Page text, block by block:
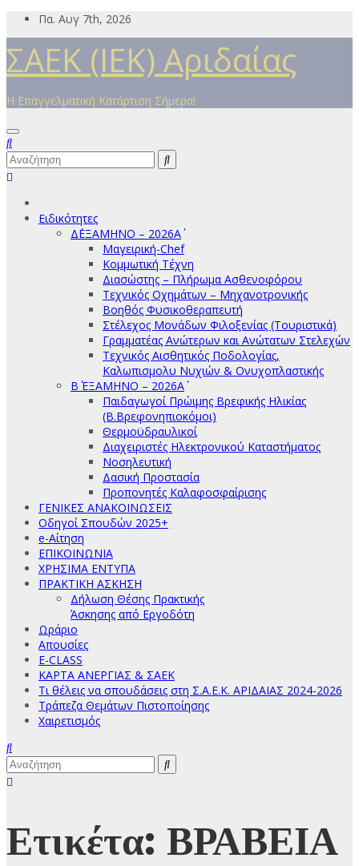
Μετάβαση
περιεχόμενο
Πα. Αυγ 7th, 2026
ΣΑΕΚ (ΙΕΚ) Αριδαίας
Η Επαγγελματική Κατάρτιση Σήμερα!
Ειδικότητες
Δ΄ΕΞΑΜΗΝΟ – 2026Α΄
Μαγειρική-Chef
Κομμωτική Τέχνη
Διασώστης – Πλήρωμα Ασθενοφόρου
Τεχνικός Οχημάτων – Μηχανοτρονικής
Βοηθός Φυσικοθεραπευτή
Στέλεχος Μονάδων Φιλοξενίας (Τουριστικά)
Γραμματέας Ανώτερων και Ανώτατων Στελεχών
Τεχνικός Αισθητικός Ποδολογίας,
Καλωπισμολυ Νυχιών & Ονυχοπλαστικής
Β΄ ΕΞΑΜΗΝΟ – 2026Α΄
Παιδαγωγοί Πρώιμης Βρεφικής Ηλικίας
(Β.Βρεφονηπιοκόμοι)
Θερμοϋδραυλικοί
Διαχειριστές Ηλεκτρονικού Καταστήματος
Νοσηλευτική
Δασική Προστασία
Προπονητές Καλαφοσφαίρισης
ΓΕΝΙΚΕΣ ΑΝΑΚΟΙΝΩΣΕΙΣ
Οδηγοί Σπουδών 2025+
e-Αίτηση
ΕΠΙΚΟΙΝΩΝΙΑ
ΧΡΗΣΙΜΑ ΕΝΤΥΠΑ
ΠΡΑΚΤΙΚΗ ΑΣΚΗΣΗ
Δήλωση Θέσης Πρακτικής
Άσκησης από Εργοδότη
Ωράριο
Απουσίες
E-CLASS
ΚΑΡΤΑ ΑΝΕΡΓΙΑΣ & ΣΑΕΚ
Τι θέλεις να σπουδάσεις στη Σ.Α.Ε.Κ. ΑΡΙΔΑΙΑΣ 2024-2026
Τράπεζα Θεμάτων Πιστοποίησης
Χαιρετισμός
Ετικέτα: ΒΡΑΒΕΙΑ